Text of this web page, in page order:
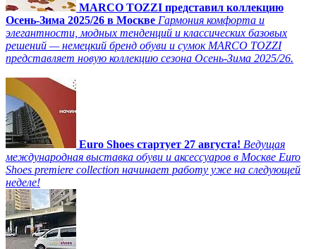
MARCO TOZZI представил коллекцию
Осень-Зима 2025/26 в Москве Гармония комфорта и
элегантности, модных тенденций и классических базовых
решений — немецкий бренд обуви и сумок MARCO TOZZI
представляет новую коллекцию сезона Осень-Зима 2025/26.
Euro Shoes стартует 27 августа! Ведущая
международная выставка обуви и аксессуаров в Москве Euro
Shoes premiere collection начинает работу уже на следующей
неделе!